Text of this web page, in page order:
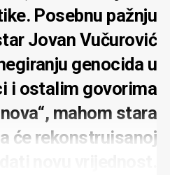
Posebnu pažnju
Jovan Vučurović
genocida u
i ostalim govorima
mahom stara
će rekonstruisanoj